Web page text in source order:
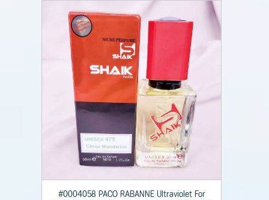
#0004058 PACO RABANNE Ultraviolet For